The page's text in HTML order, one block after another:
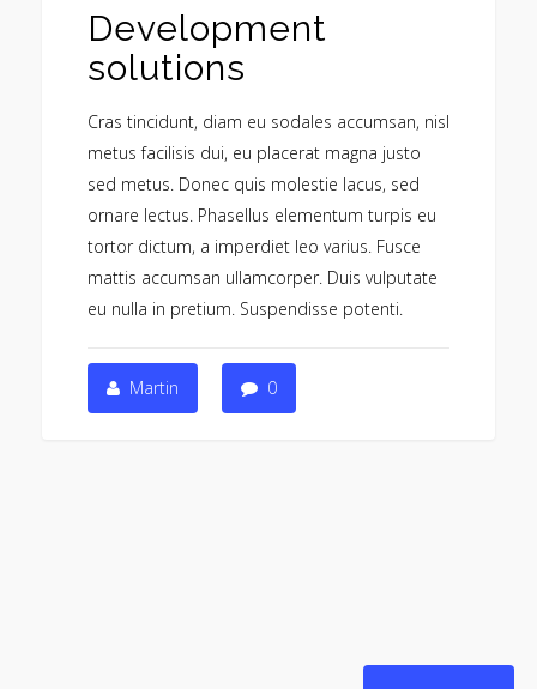
Development
solutions
Cras tincidunt, diam eu sodales accumsan, nisl
metus facilisis dui, eu placerat magna justo
sed metus. Donec quis molestie lacus, sed
ornare lectus. Phasellus elementum turpis eu
tortor dictum, a imperdiet leo varius. Fusce
mattis accumsan ullamcorper. Duis vulputate
eu nulla in pretium. Suspendisse potenti.
Martin 0